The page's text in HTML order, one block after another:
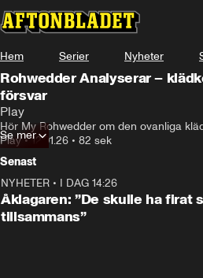
Hem Serier Nyheter
Rohwedder Analyserar –
försvar
Play
Hör My Rohwedder om den ovanliga
Play•12.01.26 • 82 sek
Se mer
Senast
NYHETER • I DAG 14:26
Åklagaren: ”De skulle ha firat
tillsammans”